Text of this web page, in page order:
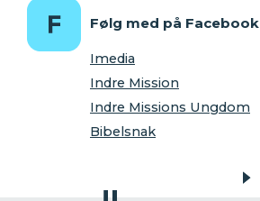
Følg med på Facebook
Imedia
Indre Mission
Indre Missions Ungdom
Bibelsnak